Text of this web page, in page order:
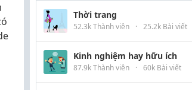
Thời trang
52.3k Thành viên · 25.2k Bài viết
Kinh nghiệm hay hữu ích
87.9k Thành viên · 60k Bài viết